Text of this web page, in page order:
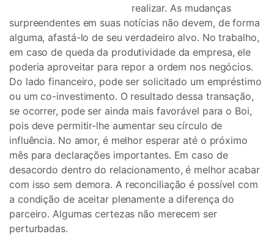
realizar. As mudanças
surpreendentes em suas notícias não devem, de forma
alguma, afastá-lo de seu verdadeiro alvo. No trabalho,
em caso de queda da produtividade da empresa, ele
poderia aproveitar para repor a ordem nos negócios.
Do lado financeiro, pode ser solicitado um empréstimo
ou um co-investimento. O resultado dessa transação,
se ocorrer, pode ser ainda mais favorável para o Boi,
pois deve permitir-lhe aumentar seu círculo de
influência. No amor, é melhor esperar até o próximo
mês para declarações importantes. Em caso de
desacordo dentro do relacionamento, é melhor acabar
com isso sem demora. A reconciliação é possível com
a condição de aceitar plenamente a diferença do
parceiro. Algumas certezas não merecem ser
perturbadas.